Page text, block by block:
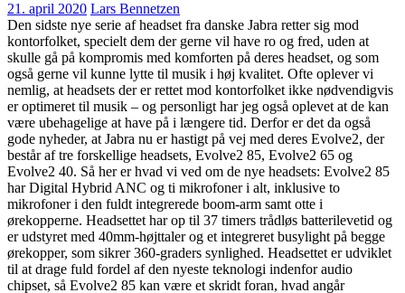
21. april 2020 Lars Bennetzen
Den sidste nye serie af headset fra danske Jabra retter sig mod
kontorfolket, specielt dem der gerne vil have ro og fred, uden at
skulle gå på kompromis med komforten på deres headset, og som
også gerne vil kunne lytte til musik i høj kvalitet. Ofte oplever vi
nemlig, at headsets der er rettet mod kontorfolket ikke nødvendigvis
er optimeret til musik – og personligt har jeg også oplevet at de kan
være ubehagelige at have på i længere tid. Derfor er det da også
gode nyheder, at Jabra nu er hastigt på vej med deres Evolve2, der
består af tre forskellige headsets, Evolve2 85, Evolve2 65 og
Evolve2 40. Så her er hvad vi ved om de nye headsets: Evolve2 85
har Digital Hybrid ANC og ti mikrofoner i alt, inklusive to
mikrofoner i den fuldt integrerede boom-arm samt otte i
ørekopperne. Headsettet har op til 37 timers trådløs batterilevetid og
er udstyret med 40mm-højttaler og et integreret busylight på begge
ørekopper, som sikrer 360-graders synlighed. Headsettet er udviklet
til at drage fuld fordel af den nyeste teknologi indenfor audio
chipset, så Evolve2 85 kan være et skridt foran, hvad angår